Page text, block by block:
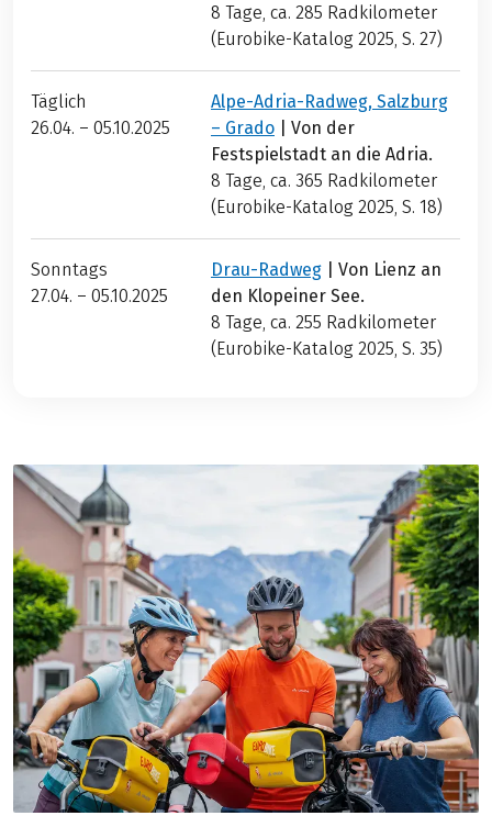
8 Tage, ca. 285 Radkilometer
(Eurobike-Katalog 2025, S. 27)
Täglich
26.04. – 05.10.2025
Alpe-Adria-Radweg, Salzburg
– Grado | Von der
Festspielstadt an die Adria.
8 Tage, ca. 365 Radkilometer
(Eurobike-Katalog 2025, S. 18)
Sonntags
27.04. – 05.10.2025
Drau-Radweg | Von Lienz an
den Klopeiner See.
8 Tage, ca. 255 Radkilometer
(Eurobike-Katalog 2025, S. 35)